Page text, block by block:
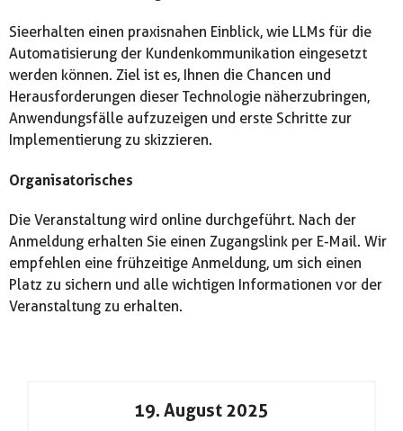
Sieerhalten einen praxisnahen Einblick, wie LLMs für die
Automatisierung der Kundenkommunikation eingesetzt
werden können. Ziel ist es, Ihnen die Chancen und
Herausforderungen dieser Technologie näherzubringen,
Anwendungsfälle aufzuzeigen und erste Schritte zur
Implementierung zu skizzieren.
Organisatorisches
Die Veranstaltung wird online durchgeführt. Nach der
Anmeldung erhalten Sie einen Zugangslink per E-Mail. Wir
empfehlen eine frühzeitige Anmeldung, um sich einen
Platz zu sichern und alle wichtigen Informationen vor der
Veranstaltung zu erhalten.
19. August 2025